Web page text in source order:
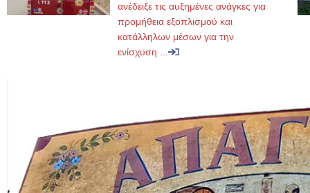
ανέδειξε τις αυξημένες ανάγκες για
προμήθεια εξοπλισμού και
κατάλληλων μέσων για την
ενίσχυση ...